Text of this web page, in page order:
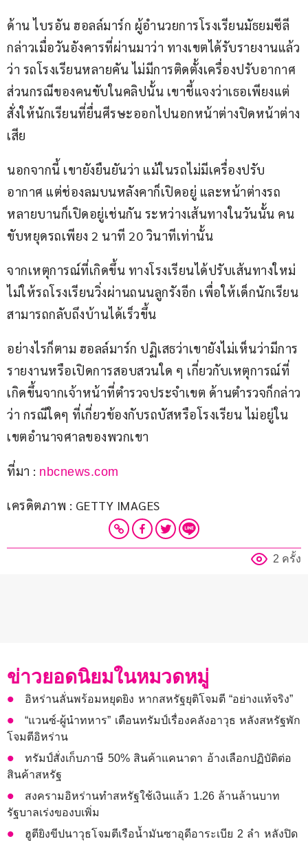
ด้าน ไบรอัน ฮอลล์มาร์ก ผู้อำนวยการโรงเรียนมัธยมซีลี
กล่าวเมื่อวันอังคารที่ผ่านมาว่า ทางเขตได้รับรายงานแล้ว
ว่า รถโรงเรียนหลายคัน ไม่มีการติดตั้งเครื่องปรับอากาศ
ส่วนกรณีของคนขับในคลิปนั้น เขาชี้แจงว่าเธอเพียงแต่
สั่งให้นักเรียนที่ยื่นศีรษะออกไปนอกหน้าต่างปิดหน้าต่าง
เสีย
นอกจากนี้ เขายังยืนยันว่า แม้ในรถไม่มีเครื่องปรับ
อากาศ แต่ช่องลมบนหลังคาก็เปิดอยู่ และหน้าต่างรถ
หลายบานก็เปิดอยู่เช่นกัน ระหว่างเส้นทางในวันนั้น คน
ขับหยุดรถเพียง 2 นาที 20 วินาทีเท่านั้น
จากเหตุการณ์ที่เกิดขึ้น ทางโรงเรียนได้ปรับเส้นทางใหม่
ไม่ให้รถโรงเรียนวิ่งผ่านถนนลูกรังอีก เพื่อให้เด็กนักเรียน
สามารถกลับถึงบ้านได้เร็วขึ้น
อย่างไรก็ตาม ฮอลล์มาร์ก ปฏิเสธว่าเขายังไม่เห็นว่ามีการ
รายงานหรือเปิดการสอบสวนใด ๆ เกี่ยวกับเหตุการณ์ที่
เกิดขึ้นจากเจ้าหน้าที่ตำรวจประจำเขต ด้านตำรวจก็กล่าว
ว่า กรณีใดๆ ที่เกี่ยวข้องกับรถบัสหรือโรงเรียน ไม่อยู่ใน
เขตอำนาจศาลของพวกเขา
ที่มา : nbcnews.com
เครดิตภาพ : GETTY IMAGES
2 ครั้ง
ข่าวยอดนิยมในหมวดหมู่
อิหร่านลั่นพร้อมหยุดยิง หากสหรัฐยุติโจมตี “อย่างแท้จริง”
“แวนซ์-ผู้นำทหาร” เตือนทรัมป์เรื่องคลังอาวุธ หลังสหรัฐพัก
โจมตีอิหร่าน
ทรัมป์สั่งเก็บภาษี 50% สินค้าแคนาดา อ้างเลือกปฏิบัติต่อ
สินค้าสหรัฐ
สงครามอิหร่านทำสหรัฐใช้เงินแล้ว 1.26 ล้านล้านบาท
รัฐบาลเร่งของบเพิ่ม
ฮูตียิงขีปนาวุธโจมตีเรือน้ำมันซาอุดีอาระเบีย 2 ลำ หลังปิด